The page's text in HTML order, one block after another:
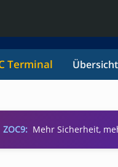
Terminal Übersicht
ZOC9: Mehr Sicherheit,